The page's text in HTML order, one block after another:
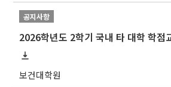
공지사항
2026학년도 2학기 국내 타 대학 학점
보건대학원